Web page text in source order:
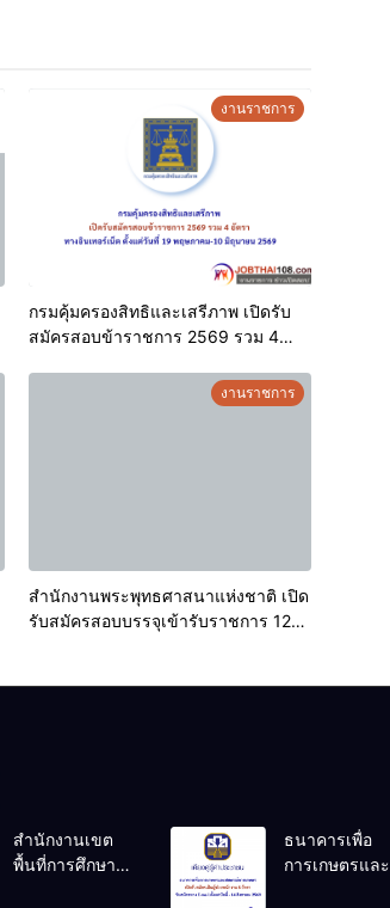
งานราชการ
กรมคุ้มครองสิทธิและเสรีภาพ เปิดรับ
สมัครสอบข้าราชการ 2569 รวม 4
พฤษภาคม-10 มิถุนายน 2569งานราชการ
สำนักงานพระพุทธศาสนาแห่งชาติ เปิด
รับสมัครสอบบรรจุเข้ารับราชการ 12
สำนักงานเขต
พื้นที่การศึกษา
ธนาคารเพื่อ
การเกษตรและ